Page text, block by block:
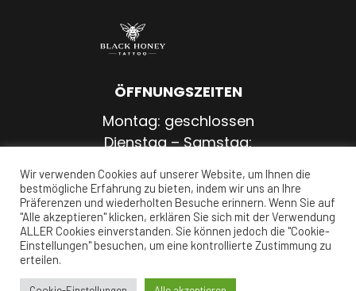
ÖFFNUNGSZEITEN
Montag: geschlossen
Dienstag – Samstag:
Sonntag: geschlossen
Impressum|Datenschutz
Wir verwenden Cookies auf unserer Website, um Ihnen die
bestmögliche Erfahrung zu bieten, indem wir uns an Ihre
Präferenzen und wiederholten Besuche erinnern. Wenn Sie auf
"Alle akzeptieren" klicken, erklären Sie sich mit der Verwendung
ALLER Cookies einverstanden. Sie können jedoch die "Cookie-
Einstellungen" besuchen, um eine kontrollierte Zustimmung zu
erteilen.